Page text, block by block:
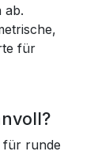
ab.
für
für runde